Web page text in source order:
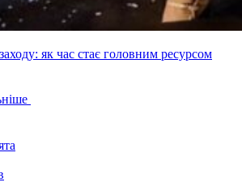
як час стає головним ресурсом